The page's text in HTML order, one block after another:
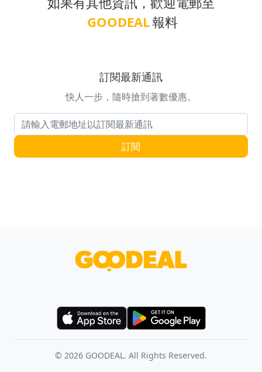
GOODEAL報料
訂閱最新通訊
快人一步，隨時搶到著數優惠。
電郵地址 訂閱
© 2026 GOODEAL. All Rights Reserved.